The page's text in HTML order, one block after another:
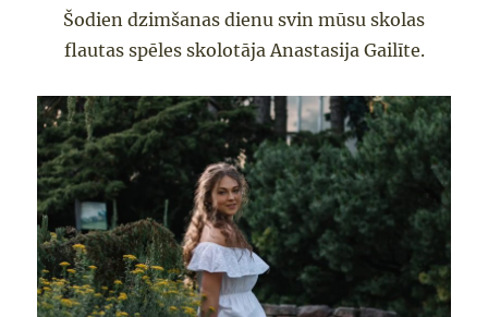
Šodien dzimšanas dienu svin mūsu skolas
flautas spēles skolotāja Anastasija Gailīte.